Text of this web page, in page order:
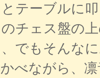
テーブルに
チェス盤の
でもそんな
べながら、凛